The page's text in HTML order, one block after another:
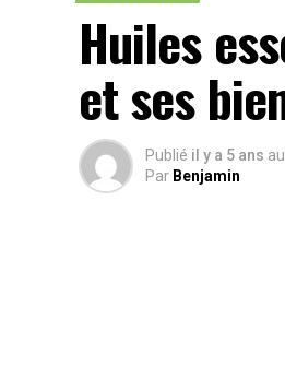
Huiles
et ses
Publié il y a 5 ans au
Par Benjamin